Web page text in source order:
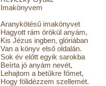
Imakönyvem
Aranykötésű imakönyvet
Hagyott rám örökül anyám,
Kis Jézus ingben, glóriában
Van a könyv első oldalán.
Sok év előtt egyik sarokba
Beírta jó anyám nevét,
Lehajtom a betűkre főmet,
Hogy fölidézzem szellemét.